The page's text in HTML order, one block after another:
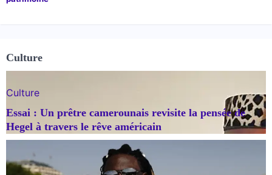
Culture
Culture
Essai : Un prêtre camerounais revisite la pensée de
Hegel à travers le rêve américain